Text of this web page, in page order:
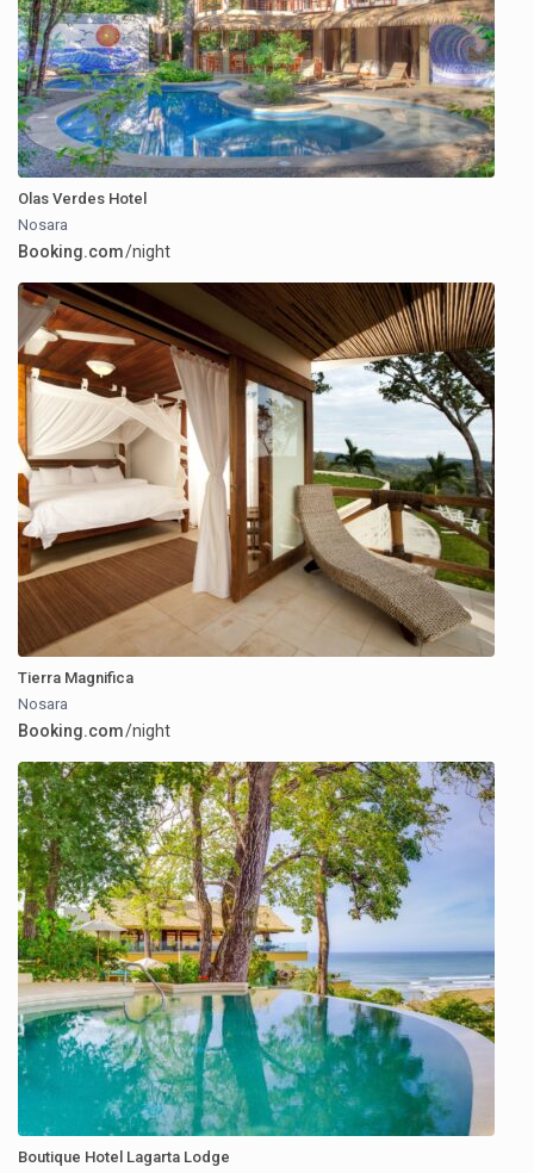
Olas Verdes Hotel
Nosara
Booking.com/night
Tierra Magnifica
Nosara
Booking.com/night
Boutique Hotel Lagarta Lodge